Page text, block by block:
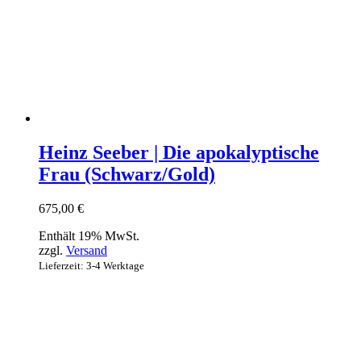
Heinz Seeber | Die apokalyptische
Frau (Schwarz/Gold)
675,00 €
Enthält 19% MwSt.
zzgl. Versand
Lieferzeit: 3-4 Werktage